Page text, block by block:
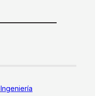
Ingeniería